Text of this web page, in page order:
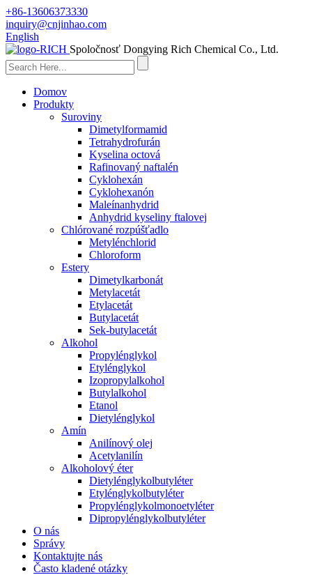
+86-13606373330
inquiry@cnjinhao.com
English
Spoločnosť Dongying Rich Chemical Co., Ltd.
Domov
Produkty
Suroviny
Dimetylformamid
Tetrahydrofurán
Kyselina octová
Rafinovaný naftalén
Cyklohexán
Cyklohexanón
Maleínanhydrid
Anhydrid kyseliny ftalovej
Chlórované rozpúšťadlo
Metylénchlorid
Chloroform
Estery
Dimetylkarbonát
Metylacetát
Etylacetát
Butylacetát
Sek-butylacetát
Alkohol
Propylénglykol
Etylénglykol
Izopropylalkohol
Butylalkohol
Etanol
Dietylénglykol
Amín
Anilínový olej
Acetylanilín
Alkoholový éter
Dietylénglykolbutyléter
Etylénglykolbutyléter
Propylénglykolmonoetyléter
Dipropylénglykolbutyléter
O nás
Správy
Kontaktujte nás
Často kladené otázky